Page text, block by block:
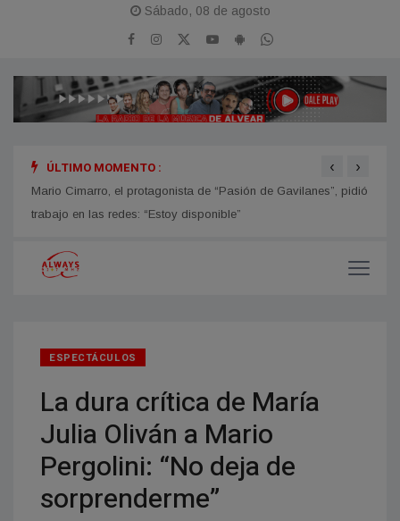
Sábado, 08 de agosto
ÚLTIMO MOMENTO :
Mario Cimarro, el protagonista de “Pasión de Gavilanes”, pidió
trabajo en las redes: “Estoy disponible”
‹ ›
ESPECTÁCULOS
La dura crítica de María
Julia Oliván a Mario
Pergolini: “No deja de
sorprenderme”